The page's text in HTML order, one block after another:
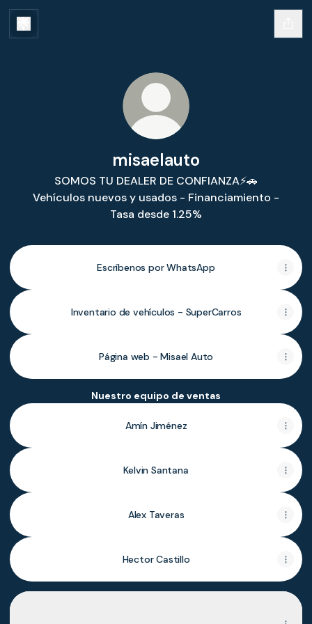
misaelauto
SOMOS TU DEALER DE CONFIANZA⚡️🚗
Vehículos nuevos y usados - Financiamiento -
Tasa desde 1.25%
Escríbenos por WhatsApp
Inventario de vehículos - SuperCarros
Página web - Misael Auto
Nuestro equipo de ventas
Amín Jiménez
Kelvin Santana
Alex Taveras
Hector Castillo
¡Visítanos!